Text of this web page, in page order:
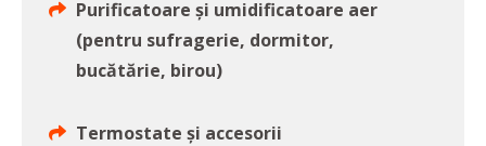
Purificatoare și umidificatoare aer
(pentru sufragerie, dormitor,
bucătărie, birou)
Termostate și accesorii